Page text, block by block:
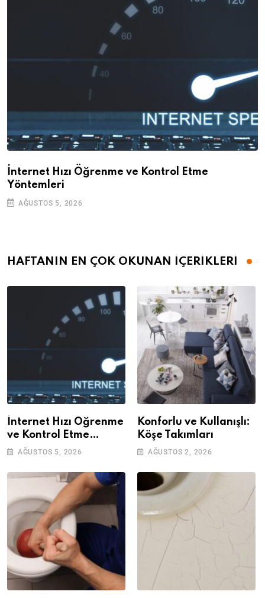
İnternet Hızı Öğrenme ve Kontrol Etme
Yöntemleri
AĞUSTOS 5, 2026
HAFTANIN EN ÇOK OKUNAN İÇERİKLERİ
İnternet Hızı Öğrenme
ve Kontrol Etme
Yöntemleri
AĞUSTOS 5, 2026
Konforlu ve Kullanışlı:
Köşe Takımları
AĞUSTOS 2, 2026